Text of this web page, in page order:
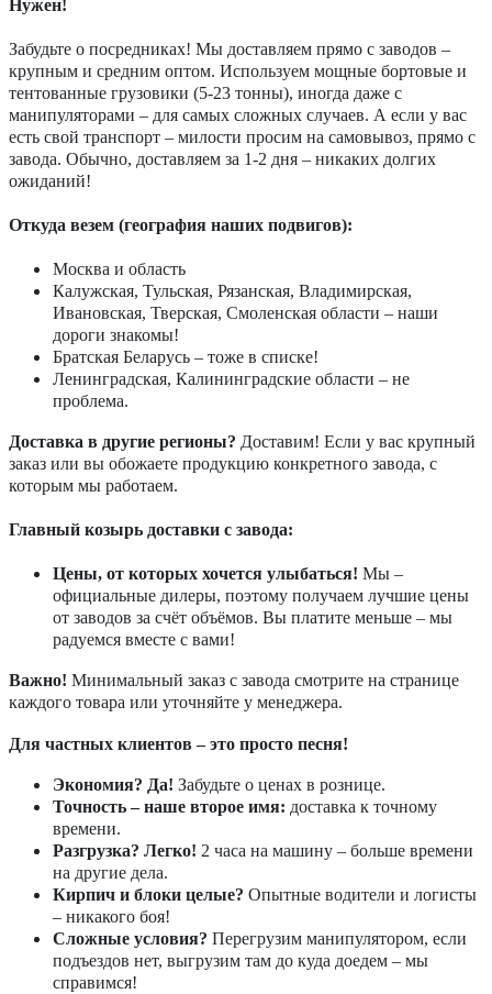
Нужен!
Забудьте о посредниках! Мы доставляем прямо с заводов –
крупным и средним оптом. Используем мощные бортовые и
тентованные грузовики (5-23 тонны), иногда даже с
манипуляторами – для самых сложных случаев. А если у вас
есть свой транспорт – милости просим на самовывоз, прямо с
завода. Обычно, доставляем за 1-2 дня – никаких долгих
ожиданий!
Откуда везем (география наших подвигов):
Москва и область
Калужская, Тульская, Рязанская, Владимирская,
Ивановская, Тверская, Смоленская области – наши
дороги знакомы!
Братская Беларусь – тоже в списке!
Ленинградская, Калининградские области – не
проблема.
Доставка в другие регионы? Доставим! Если у вас крупный
заказ или вы обожаете продукцию конкретного завода, с
которым мы работаем.
Главный козырь доставки с завода:
Цены, от которых хочется улыбаться! Мы –
официальные дилеры, поэтому получаем лучшие цены
от заводов за счёт объёмов. Вы платите меньше – мы
радуемся вместе с вами!
Важно! Минимальный заказ с завода смотрите на странице
каждого товара или уточняйте у менеджера.
Для частных клиентов – это просто песня!
Экономия? Да! Забудьте о ценах в рознице.
Точность – наше второе имя: доставка к точному
времени.
Разгрузка? Легко! 2 часа на машину – больше времени
на другие дела.
Кирпич и блоки целые? Опытные водители и логисты
– никакого боя!
Сложные условия? Перегрузим манипулятором, если
подъездов нет, выгрузим там до куда доедем – мы
справимся!